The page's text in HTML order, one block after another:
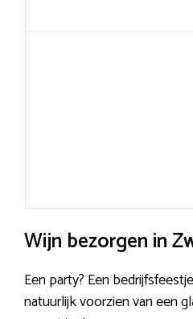
Wijn bezorgen in
Een party? Een
natuurlijk voorzien van een